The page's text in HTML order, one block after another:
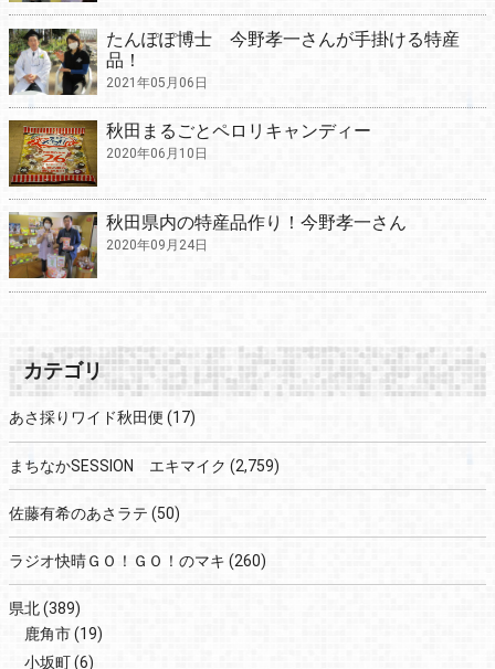
たんぽぽ博士 今野孝一さんが手掛ける特産
品！
2021年05月06日
秋田まるごとペロリキャンディー
2020年06月10日
秋田県内の特産品作り！今野孝一さん
2020年09月24日
カテゴリ
あさ採りワイド秋田便 (17)
まちなかSESSION エキマイク (2,759)
佐藤有希のあさラテ (50)
ラジオ快晴ＧＯ！ＧＯ！のマキ (260)
県北(389)
鹿角市(19)
小坂町(6)